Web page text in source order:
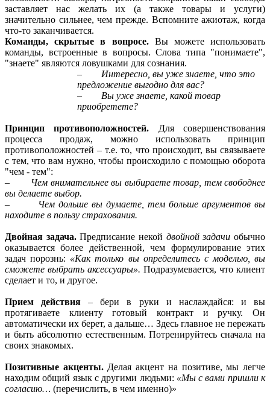
заставляет нас желать их (а также товары и услуги)
значительно сильнее, чем прежде. Вспомните ажиотаж, когда
что-то заканчивается.
Команды, скрытые в вопросе.Вы можете использовать
команды, встроенные в вопросы. Слова типа "понимаете",
"знаете" являются ловушками для сознания.
– Интересно, вы уже знаете, что это
предложение выгодно для вас?
– Вы уже знаете, какой товар
приобретете?
Принцип противоположностей. Для совершенствования
процесса продаж, можно использовать принцип
противоположностей – т.е. то, что происходит, вы связываете
с тем, что вам нужно, чтобы происходило с помощью оборота
"чем - тем":
– Чем внимательнее вы выбираете товар, тем свободнее
вы делаете выбор.
– Чем дольше вы думаете, тем больше аргументов вы
находите в пользу страхования.
Двойная задача.Предписание некой двойной задачи обычно
оказывается более действенной, чем формулирование этих
задач порознь: «Как только вы определитесь с моделью, вы
сможете выбрать аксессуары». Подразумевается, что клиент
сделает и то, и другое.
Прием действия – бери в руки и наслаждайся: и вы
протягиваете клиенту готовый контракт и ручку. Он
автоматически их берет, а дальше… Здесь главное не пережать
и быть абсолютно естественным. Потренируйтесь сначала на
своих знакомых.
Позитивные акценты.Делая акцент на позитиве, мы легче
находим общий язык с другими людьми: «Мы с вами пришли к
согласию… (перечислить, в чем именно)»